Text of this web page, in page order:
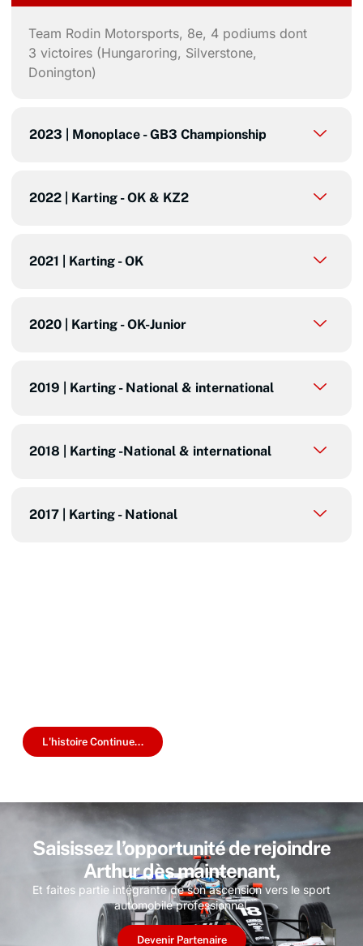
L'histoire Continue...
Team Rodin Motorsports, 8e, 4 podiums dont
3 victoires (Hungaroring, Silverstone,
Donington)
2023 | Monoplace - GB3 Championship
2022 | Karting - OK & KZ2
2021 | Karting - OK
2020 | Karting - OK-Junior
2019 | Karting - National & international
2018 | Karting -National & international
2017 | Karting - National
Saisissez l’opportunité de rejoindre
Arthur dès maintenant,
Et faites partie intégrante de son ascension vers le sport
automobile professionnel.
Devenir Partenaire